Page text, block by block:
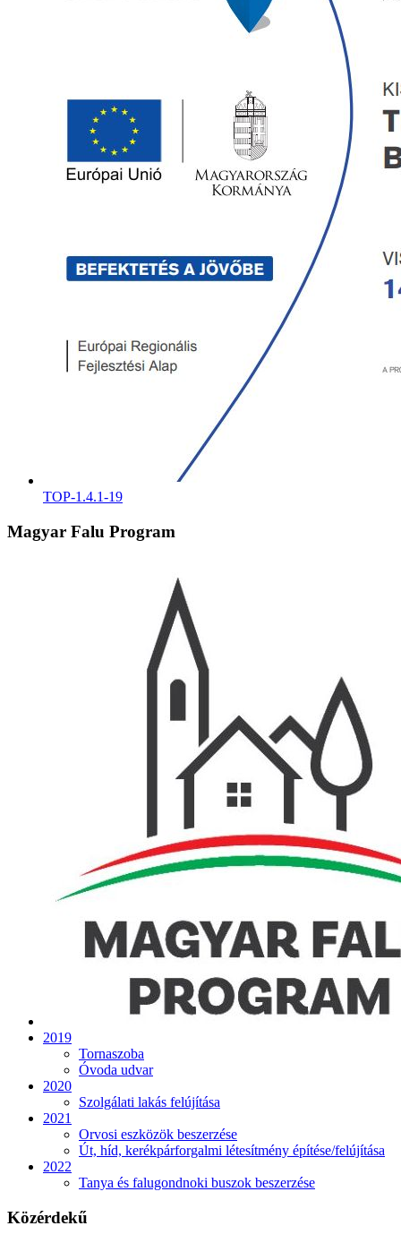
TOP-1.4.1-19
Magyar Falu Program
2019
Tornaszoba
Óvoda udvar
2020
Szolgálati lakás felújítása
2021
Orvosi eszközök beszerzése
Út, híd, kerékpárforgalmi létesítmény építése/felújítása
2022
Tanya és falugondnoki buszok beszerzése
Közérdekű